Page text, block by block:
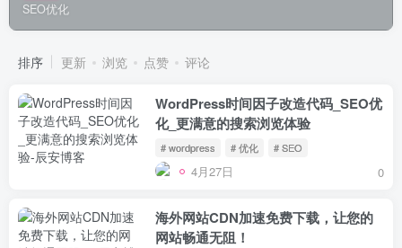
SEO优化
排序 更新 浏览 点赞 评论
WordPress时间因子改造代码_SEO优
化_更满意的搜索浏览体验
# wordpress # 优化 # SEO
4月27日 0
海外网站CDN加速免费下载，让您的
网站畅通无阻！